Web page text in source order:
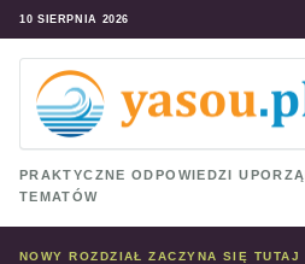
10 SIERPNIA 2026
PRAKTYCZNE ODPOWIEDZI
TEMATÓW
NOWY ROZDZIAŁ ZACZYNA SIĘ TUTAJ